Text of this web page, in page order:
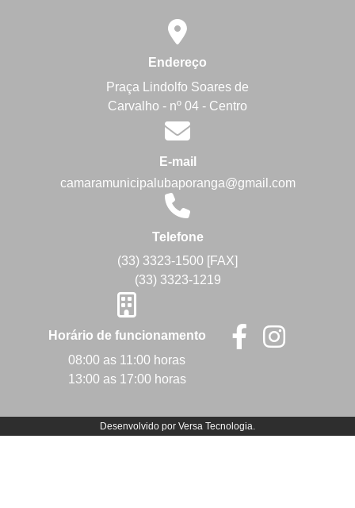
Endereço
Praça Lindolfo Soares de
Carvalho - nº 04 - Centro
E-mail
camaramunicipalubaporanga@gmail.com
Telefone
(33) 3323-1500 [FAX]
(33) 3323-1219
Horário de funcionamento
08:00 as 11:00 horas
13:00 as 17:00 horas
Desenvolvido por Versa Tecnologia.